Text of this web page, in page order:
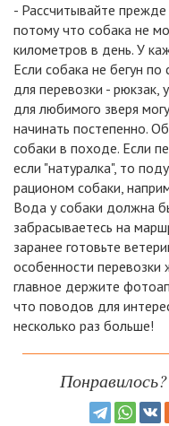
- Рассчитывайте
потому что собака не
километров в день. У
Если собака не бегун
для перевозки - рюкзак,
для любимого зверя
начинать постепенно.
собаки в походе. Если
если "натуралка", то
рационом собаки,
Вода у собаки должна
забрасываетесь на
заранее готовьте
особенности
главное держите
что поводов для
несколько раз больше!